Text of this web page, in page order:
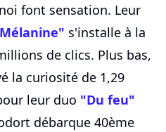
font sensation. Leur
s'installe à la
de clics. Plus bas,
la curiosité de 1,29
leur duo "Du feu"
débarque 40ème